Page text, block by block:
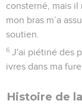
consterné, mais il
mon bras m’a
soutien.
6 J'ai piétiné des
ivres dans ma
Histoire de